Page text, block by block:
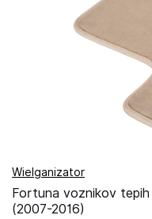
Wielganizator
Fortuna voznikov
(2007-2016)